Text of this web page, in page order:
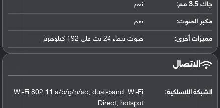
جاك 3.5 مم: نعم
مكبر الصوت: نعم
مميزات أخرى: صوت بنقاء 24 بت على 192 كيلوهرتز
الاتصال
الشبكة اللاسلكية:
Wi-Fi 802.11 a/b/g/n/ac, dual-band, Wi-Fi
Direct, hotspot